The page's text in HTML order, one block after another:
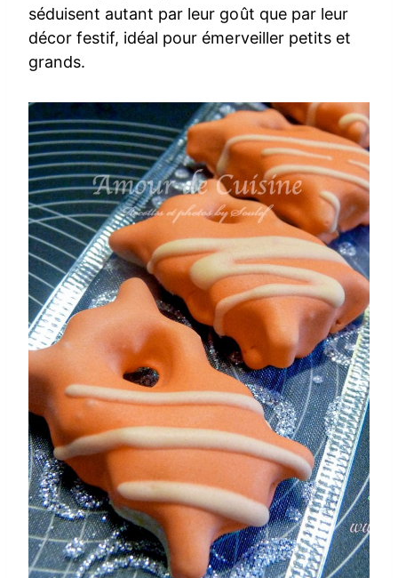
séduisent autant par leur goût que par leur
décor festif, idéal pour émerveiller petits et
grands.